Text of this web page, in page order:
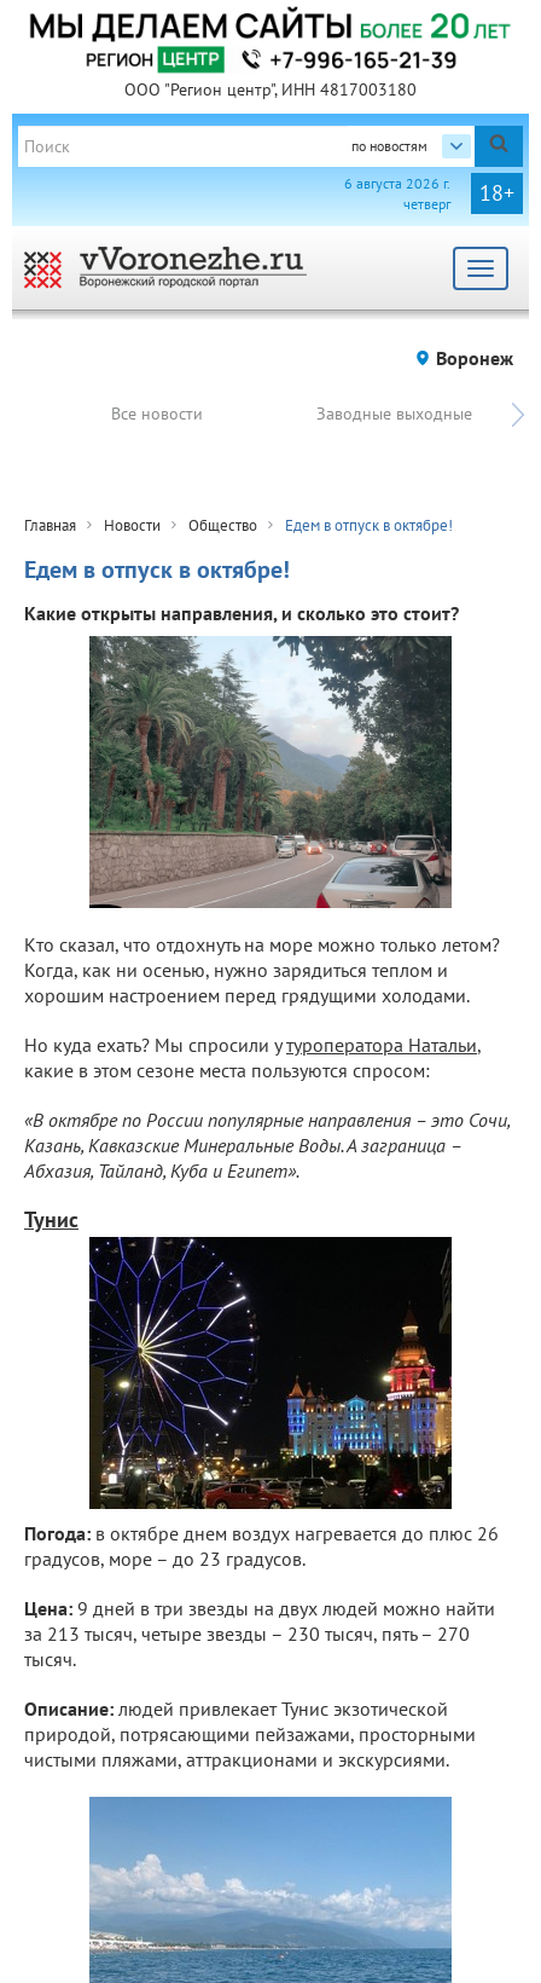
ООО "Регион центр", ИНН 4817003180
по новостям
18+
6 августа 2026 г.
четверг
Toggle
Воронеж
Все новости Заводные выходные
Главная Новости Общество Едем в отпуск в октябре!
Едем в отпуск в октябре!
Какие открыты направления, и сколько это стоит?
Кто сказал, что отдохнуть на море можно только летом?
Когда, как ни осенью, нужно зарядиться теплом и
хорошим настроением перед грядущими холодами.
Но куда ехать? Мы спросили утуроператора Натальи,
какие в этом сезоне места пользуются спросом:
«В октябре по России популярные направления – это Сочи,
Казань, Кавказские Минеральные Воды. А заграница –
Абхазия, Тайланд, Куба и Египет».
Тунис
Погода: в октябре днем воздух нагревается до плюс 26
градусов, море – до 23 градусов.
Цена: 9 дней в три звезды на двух людей можно найти
за 213 тысяч, четыре звезды – 230 тысяч, пять – 270
тысяч.
Описание: людей привлекает Тунис экзотической
природой, потрясающими пейзажами, просторными
чистыми пляжами, аттракционами и экскурсиями.